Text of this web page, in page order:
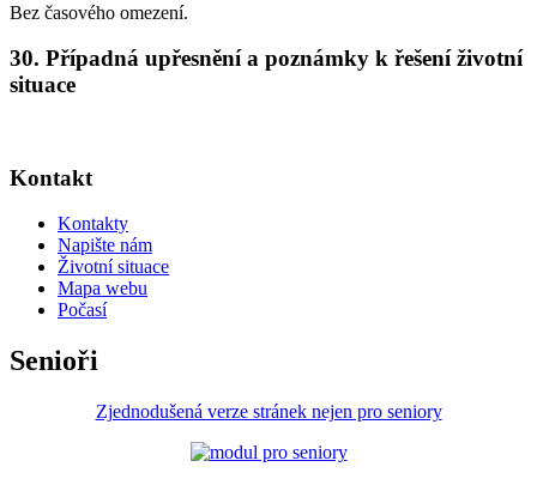
Bez časového omezení.
30. Případná upřesnění a poznámky k řešení životní
situace
Kontakt
Kontakty
Napište nám
Životní situace
Mapa webu
Počasí
Senioři
Zjednodušená verze stránek nejen pro seniory